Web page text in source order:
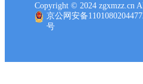
Copyright © 2024 zgxmzz.cn
京公网安备
号